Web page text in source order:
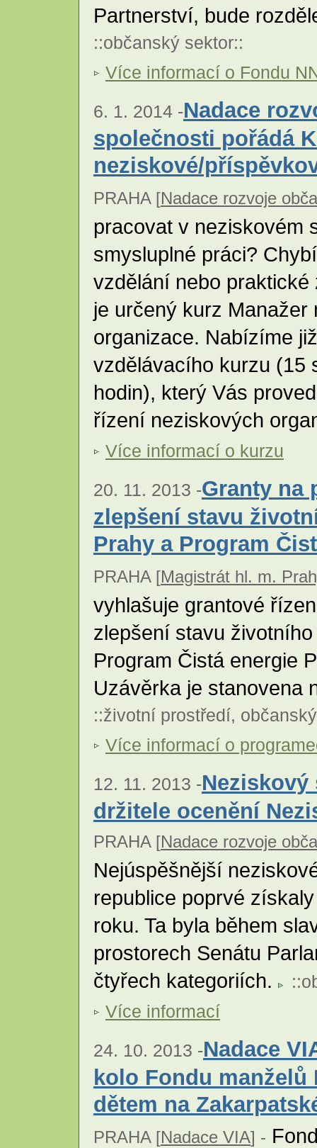
Partnerství, bude
::občanský sektor::
Více informací o Fondu
6. 1. 2014 -Nadace
společnosti pořádá
neziskové/
PRAHA [Nadace rozvoje
pracovat v neziskovém
smysluplné práci?
vzdělání nebo
je určený kurz
organizace. Nabízíme
vzdělávacího kurzu (15
hodin), který Vás
řízení neziskových
Více informací o kurzu
20. 11. 2013 -Granty na
zlepšení stavu
Prahy a Program
PRAHA [Magistrát hl. m.
vyhlašuje grantové
zlepšení stavu
Program Čistá energie
Uzávěrka je stanovena
::životní prostředí,
Více informací o
12. 11. 2013 -
držitele ocenění
PRAHA [Nadace rozvoje
Nejúspěšnější
republice poprvé
roku. Ta byla během
prostorech Senátu
čtyřech kategoriích.
::
Více informací
24. 10. 2013 -Nadace
kolo Fondu
dětem na
PRAHA [Nadace VIA] -